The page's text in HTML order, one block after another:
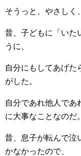
そうっと、やさしく
昔、子どもに「いた
うに、
自分にもしてあげた
がした。
自分であれ他人であ
に大事なことなのだ。
昔、息子が転んで泣
かなかったので、